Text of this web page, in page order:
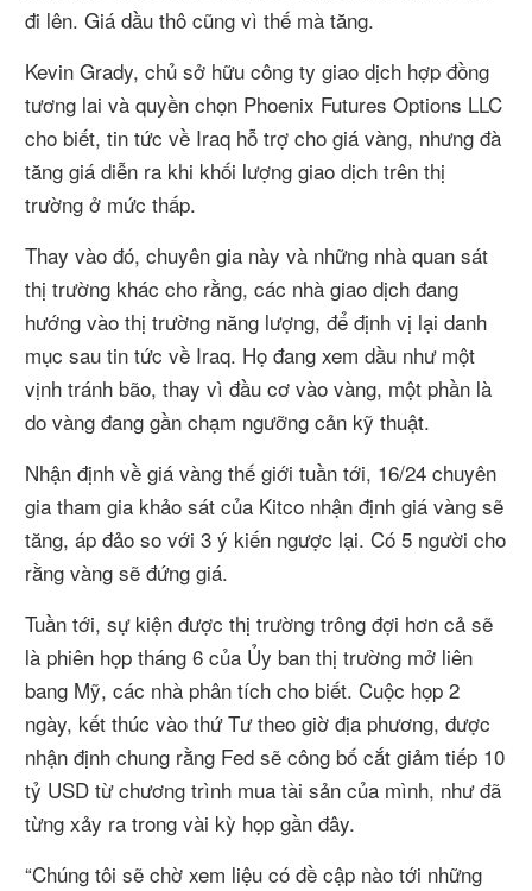
đi lên. Giá dầu thô cũng vì thế mà tăng.
Kevin Grady, chủ sở hữu công ty giao dịch hợp đồng
tương lai và quyền chọn Phoenix Futures Options LLC
cho biết, tin tức về Iraq hỗ trợ cho giá vàng, nhưng đà
tăng giá diễn ra khi khối lượng giao dịch trên thị
trường ở mức thấp.
Thay vào đó, chuyên gia này và những nhà quan sát
thị trường khác cho rằng, các nhà giao dịch đang
hướng vào thị trường năng lượng, để định vị lại danh
mục sau tin tức về Iraq. Họ đang xem dầu như một
vịnh tránh bão, thay vì đầu cơ vào vàng, một phần là
do vàng đang gần chạm ngưỡng cản kỹ thuật.
Nhận định về giá vàng thế giới tuần tới, 16/24 chuyên
gia tham gia khảo sát của Kitco nhận định giá vàng sẽ
tăng, áp đảo so với 3 ý kiến ngược lại. Có 5 người cho
rằng vàng sẽ đứng giá.
Tuần tới, sự kiện được thị trường trông đợi hơn cả sẽ
là phiên họp tháng 6 của Ủy ban thị trường mở liên
bang Mỹ, các nhà phân tích cho biết. Cuộc họp 2
ngày, kết thúc vào thứ Tư theo giờ địa phương, được
nhận định chung rằng Fed sẽ công bố cắt giảm tiếp 10
tỷ USD từ chương trình mua tài sản của mình, như đã
từng xảy ra trong vài kỳ họp gần đây.
“Chúng tôi sẽ chờ xem liệu có đề cập nào tới những